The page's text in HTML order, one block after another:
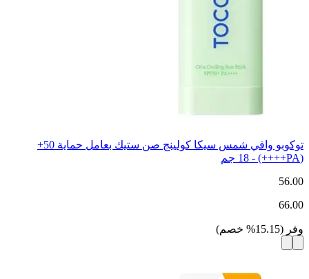
توكوبو واقي شمس سيكا كولينج صن ستيك بعامل حماية 50+
(PA++++) - 18 جم
56.00
66.00
وفر (
15.15
% خصم)